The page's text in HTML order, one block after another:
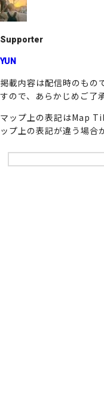
k
Supporter
YUN
掲載内容は配信時のもの
すので、あらかじめご了
マップ上の表記はMap
ップ上の表記が違う場合